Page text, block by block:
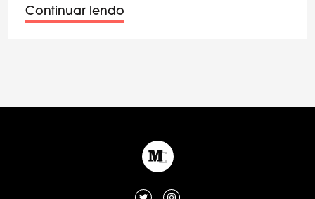
Continuar lendo